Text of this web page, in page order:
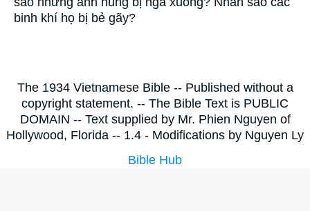
binh khí họ bị bẻ gãy?
The 1934 Vietnamese Bible -- Published without a
copyright statement. -- The Bible Text is PUBLIC
DOMAIN -- Text supplied by Mr. Phien Nguyen of
Hollywood, Florida -- 1.4 - Modifications by Nguyen Ly
Bible Hub